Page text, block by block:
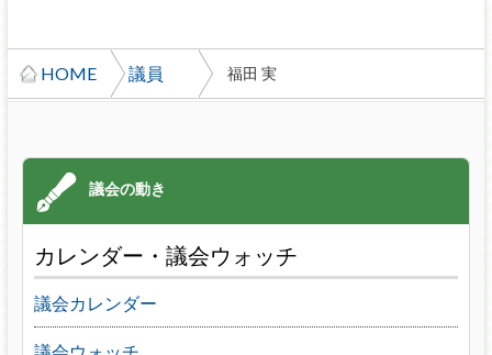
HOME 議員 福田 実
カレンダー・議会ウォッチ
議会カレンダー